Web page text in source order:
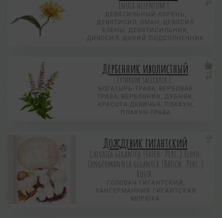
Inula helenium L.
ДЕВЯСИЛЬНЫЙ КОРЕНЬ,
ДЕВЯТИСИЛ, ОМАН, ДЕВЯСИЛ
ЕЛЕНЫ, ДЕВЯТИСИЛЬНИК,
ДИВОСИЛ, ДИКИЙ ПОДСОЛНЕЧНИК
Дербенник иволистный
Lythrum salicaria L.
БОГАТЫРЬ-ТРАВА, ВЕРБОВАЯ
ТРАВА, ВЕРБОВНИК, ДУБНЯК,
КРАСОТА ДЕВИЧЬЯ, ПЛАКУН,
ПЛАКУН-ТРАВА
Дождевик гигантский
Calvatia gigantea (Fateh: Pers.) Lloyd,
Langermannia gigantea (Batsch: Pers.)
Rostk.
ГОЛОВАЧ ГИГАНТСКИЙ,
ЛАНГЕРМАННИЯ ГИГАНТСКАЯ
МОРЮХА